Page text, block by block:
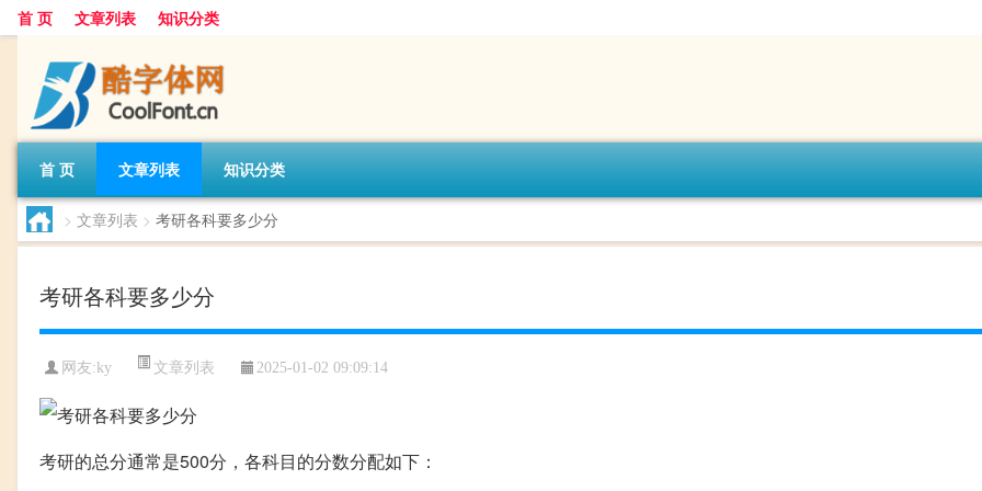
首 页 文章列表 知识分类
首 页 文章列表 知识分类
> 文章列表 > 考研各科要多少分
考研各科要多少分
网友:ky 文章列表 2025-01-02 09:09:14
考研的总分通常是500分，各科目的分数分配如下：